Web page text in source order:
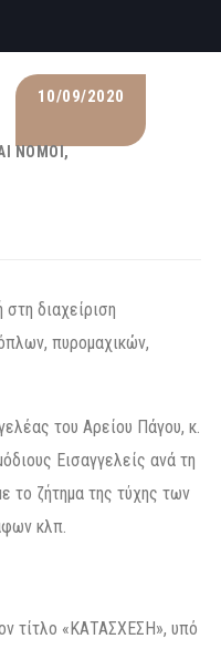
10/09/2020
ΝΌΜΟΙ
διαχείριση
πυρομαχικών,
του Αρείου Πάγου, κ.
Εισαγγελείς ανά τη
το ζήτημα της τύχης των
κλπ.
τίτλο «ΚΑΤΑΣΧΕΣΗ», υπό